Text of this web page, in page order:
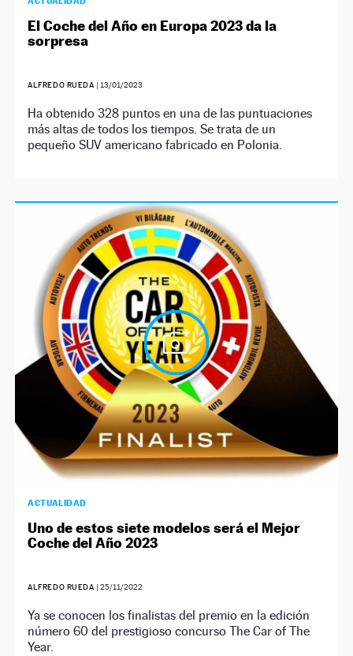
El Coche del Año en Europa 2023 da la
sorpresa
ALFREDO RUEDA | 13/01/2023
Ha obtenido 328 puntos en una de las puntuaciones
más altas de todos los tiempos. Se trata de un
pequeño SUV americano fabricado en Polonia.
ACTUALIDAD
Uno de estos siete modelos será el Mejor
Coche del Año 2023
ALFREDO RUEDA | 25/11/2022
Ya se conocen los finalistas del premio en la edición
número 60 del prestigioso concurso The Car of The
Year.